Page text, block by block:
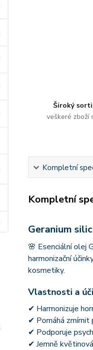
Široký
veškeré zboží
Kompletní
Kompletní
Geranium
🌸 Esenciální olej
harmonizační
kosmetiky.
Vlastnosti a
✔ Harmonizuje
✔ Pomáhá zmírnit
✔ Podporuje
✔ Jemně